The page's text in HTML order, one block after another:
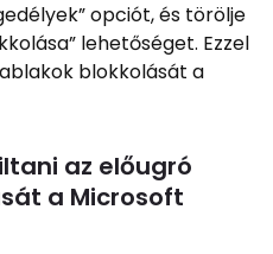
opciót, és törölje
lehetőséget. Ezzel
blokkolását a
az előugró
a Microsoft